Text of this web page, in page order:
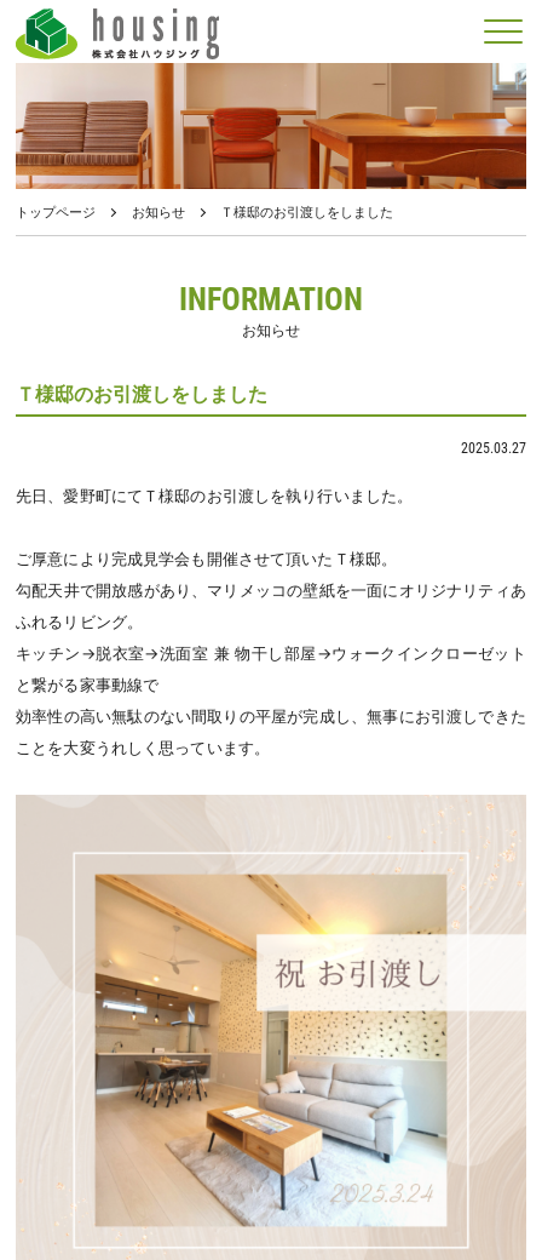
メニュー
トップページ お知らせ Ｔ様邸のお引渡しをしました
INFORMATION
お知らせ
Ｔ様邸のお引渡しをしました
2025.03.27
先日、愛野町にてＴ様邸のお引渡しを執り行いました。
ご厚意により完成見学会も開催させて頂いたＴ様邸。
勾配天井で開放感があり、マリメッコの壁紙を一面にオリジナリティあ
ふれるリビング。
キッチン→脱衣室→洗面室 兼 物干し部屋→ウォークインクローゼット
と繋がる家事動線で
効率性の高い無駄のない間取りの平屋が完成し、無事にお引渡しできた
ことを大変うれしく思っています。